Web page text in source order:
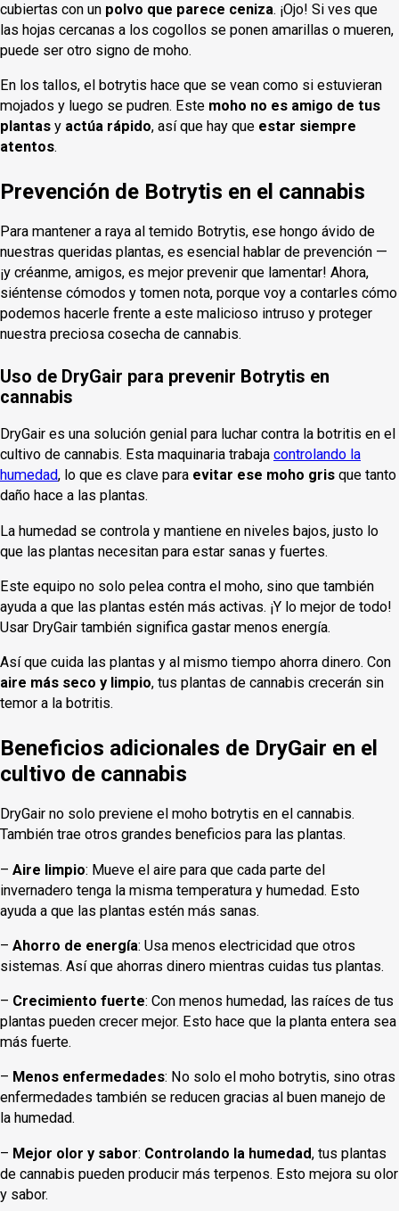
cubiertas con un polvo que parece ceniza. ¡Ojo! Si ves que
las hojas cercanas a los cogollos se ponen amarillas o mueren,
puede ser otro signo de moho.
En los tallos, el botrytis hace que se vean como si estuvieran
mojados y luego se pudren. Este moho no es amigo de tus
plantas y actúa rápido, así que hay que estar siempre
atentos.
Prevención de Botrytis en el cannabis
Para mantener a raya al temido Botrytis, ese hongo ávido de
nuestras queridas plantas, es esencial hablar de prevención —
¡y créanme, amigos, es mejor prevenir que lamentar! Ahora,
siéntense cómodos y tomen nota, porque voy a contarles cómo
podemos hacerle frente a este malicioso intruso y proteger
nuestra preciosa cosecha de cannabis.
Uso de DryGair para prevenir Botrytis en
cannabis
DryGair es una solución genial para luchar contra la botritis en el
cultivo de cannabis. Esta maquinaria trabaja controlando la
humedad, lo que es clave para evitar ese moho gris que tanto
daño hace a las plantas.
La humedad se controla y mantiene en niveles bajos, justo lo
que las plantas necesitan para estar sanas y fuertes.
Este equipo no solo pelea contra el moho, sino que también
ayuda a que las plantas estén más activas. ¡Y lo mejor de todo!
Usar DryGair también significa gastar menos energía.
Así que cuida las plantas y al mismo tiempo ahorra dinero. Con
aire más seco y limpio, tus plantas de cannabis crecerán sin
temor a la botritis.
Beneficios adicionales de DryGair en el
cultivo de cannabis
DryGair no solo previene el moho botrytis en el cannabis.
También trae otros grandes beneficios para las plantas.
– Aire limpio: Mueve el aire para que cada parte del
invernadero tenga la misma temperatura y humedad. Esto
ayuda a que las plantas estén más sanas.
– Ahorro de energía: Usa menos electricidad que otros
sistemas. Así que ahorras dinero mientras cuidas tus plantas.
– Crecimiento fuerte: Con menos humedad, las raíces de tus
plantas pueden crecer mejor. Esto hace que la planta entera sea
más fuerte.
– Menos enfermedades: No solo el moho botrytis, sino otras
enfermedades también se reducen gracias al buen manejo de
la humedad.
– Mejor olor y sabor: Controlando la humedad, tus plantas
de cannabis pueden producir más terpenos. Esto mejora su olor
y sabor.